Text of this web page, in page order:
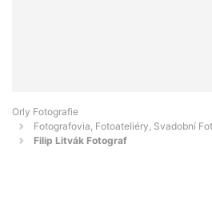
Orly Fotografie
Fotografovia, Fotoateliéry, Svadobní
Filip Litvák Fotograf